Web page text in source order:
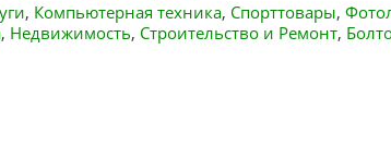
, Компьютерная техника, Спорттовары,
, Недвижимость, Строительство и Ремонт,